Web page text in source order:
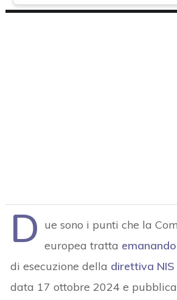
D ue sono i punti che la
europea tratta emanando
di esecuzione della direttiva
data 17 ottobre 2024 e